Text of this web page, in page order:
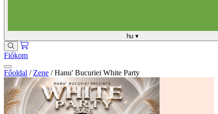
hu ▾
Fiókom
Főoldal / Zene / Hanu' Bucuriei White Party